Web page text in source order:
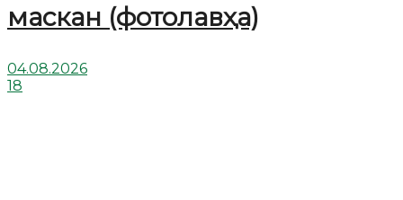
маскан (фотолавҳа)
04.08.2026
18